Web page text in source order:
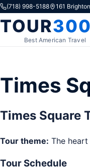
Skip to content
(718) 998-5188 161
TOUR
Best American Travel
Times
Times Square
Tour theme: The
Tour Schedule